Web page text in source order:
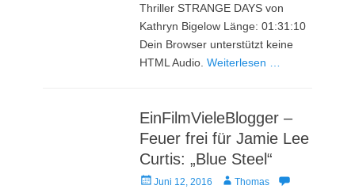
Thriller STRANGE DAYS von
Kathryn Bigelow Länge: 01:31:10
Dein Browser unterstützt keine
HTML Audio.Weiterlesen …
EinFilmVieleBlogger –
Feuer frei für Jamie Lee
Curtis: „Blue Steel“
Veröffentlicht
Juni 12, 2016 AutorThomas